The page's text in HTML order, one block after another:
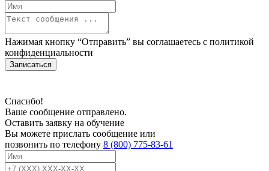
Нажимая кнопку “Отправить” вы соглашаетесь с политикой
конфиденциальности
Записаться
Спасибо!
Ваше сообщение отправлено.
Оставить заявку на обучение
Вы можете прислать сообщение или
позвонить по телефону 8 (800) 775-83-61